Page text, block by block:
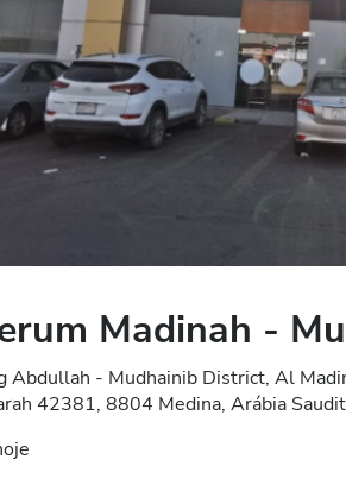
Madinah -
Abdullah - Mudhainib District, Al
42381, 8804 Medina, Arábia